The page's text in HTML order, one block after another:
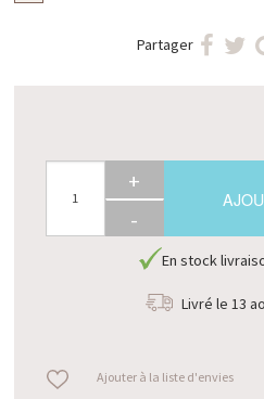
Partager
+
-
En stock
Livré le 13
Ajouter à la liste d'envies